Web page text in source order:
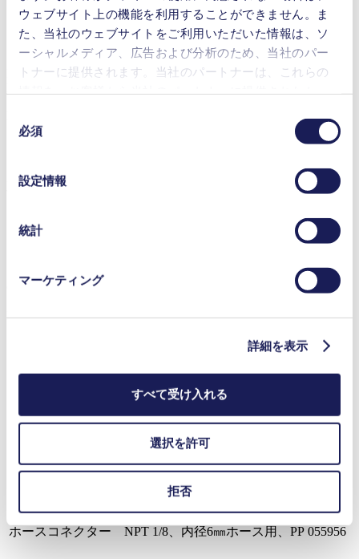
ウェブサイト上の機能を利用することができません。ま
た、当社のウェブサイトをご利用いただいた情報は、ソ
ーシャルメディア、広告および分析のため、当社のパー
トナーに提供されます。当社のパートナーは、これらの
データと組み合わせる場合があります。お客様の同意登
録は、ウェブサイトの末尾に記載されている「Cookies」
をクリックし、チェックマークを外していただけば、い
つでも取り消すことができます。
保存期間の詳細については、当社の[プライバシーポリシ
必須
設定情報
統計
マーケティング
詳細を表示
すべて受け入れる
選択を許可
拒否
設置面積が小さい
湿気の多いガスに対し効果的
メンテナンスフリー
LABOPORT® N 816.1.2 KT.18
取扱説明書 LABOPORT® N 816.1.2KT.18
Operating Manual N 816 1.2 KT
PDF (1 MB) - カタログ - 英語
ホースコネクター G 1/8、内径6㎜ホース用、PVDF
123363
ホースコネクター G 1/8、内径6㎜ホース用、PA
ホースコネクター G 1/8、内径8㎜ホース用、PA
004975
スペアパーツキット
056316
ホースコネクター NPT 1/8、内径6㎜ホース用、PP 055956